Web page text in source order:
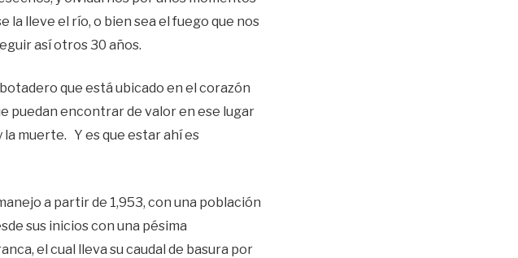
la lleve el río, o bien sea el fuego que nos
así otros 30 años.
que está ubicado en el corazón
puedan encontrar de valor en ese lugar
la muerte. Y es que estar ahí es
a partir de 1,953, con una población
sus inicios con una pésima
el cual lleva su caudal de basura por